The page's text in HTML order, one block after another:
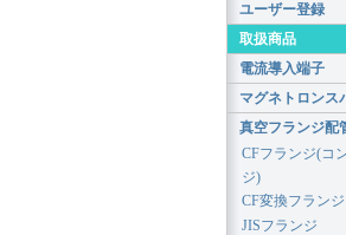
ユーザー登録
取扱商品
電流導入端子
マグネトロンス
真空フランジ配
CFフランジ(コ
ジ)
CF変換フランジ
JISフランジ